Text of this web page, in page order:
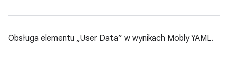
Obsługa elementu „User Data” w wynikach Mobly YAML.